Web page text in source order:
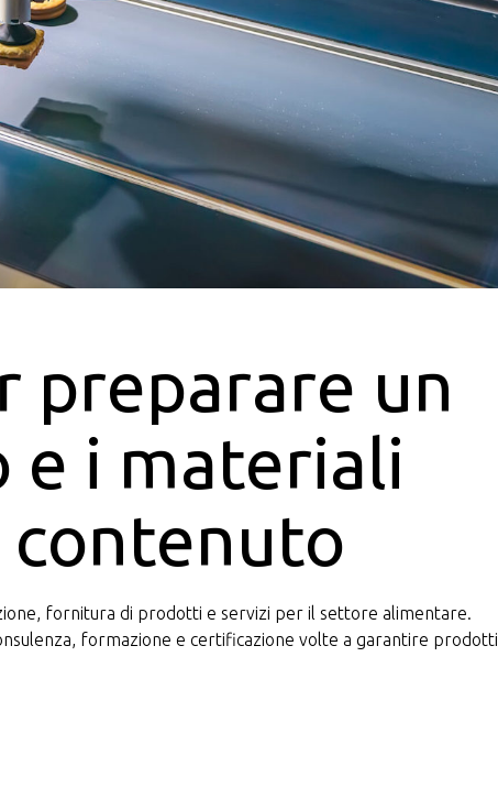
preparare un
e i materiali
contenuto
fornitura di prodotti e servizi per il settore alimentare.
formazione e certificazione volte a garantire prodotti